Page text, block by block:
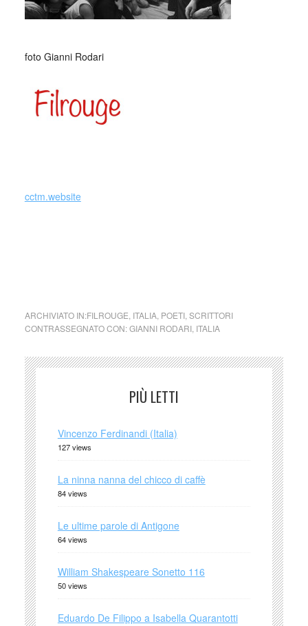
foto Gianni Rodari
cctm.website
ARCHIVIATO IN:FILROUGE ITALIA, POETI, SCRITTORI
CONTRASSEGNATO CON:GIANNI RODARI, ITALIA
PIÙ LETTI
Vincenzo Ferdinandi (Italia)
127 views
La ninna nanna del chicco di caffè
84 views
Le ultime parole di Antigone
64 views
William Shakespeare Sonetto 116
50 views
Eduardo De Filippo a Isabella Quarantotti